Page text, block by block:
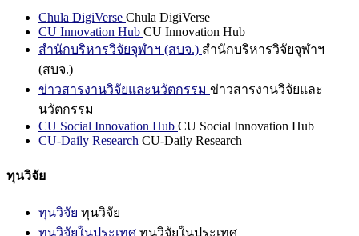
Chula DigiVerse Chula DigiVerse
CU Innovation Hub CU Innovation Hub
สำนักบริหารวิจัยจุฬาฯ (สบจ.) สำนักบริหารวิจัยจุฬาฯ
(สบจ.)
ข่าวสารงานวิจัยและนวัตกรรม ข่าวสารงานวิจัยและ
นวัตกรรม
CU Social Innovation Hub CU Social Innovation Hub
CU-Daily Research CU-Daily Research
ทุนวิจัย
ทุนวิจัย ทุนวิจัย
ทุนวิจัยในประเทศ ทุนวิจัยในประเทศ